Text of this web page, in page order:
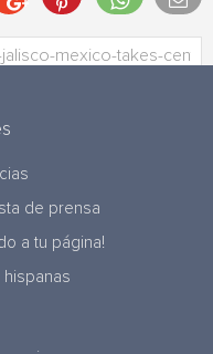
de prensa
a tu página!
hispanas